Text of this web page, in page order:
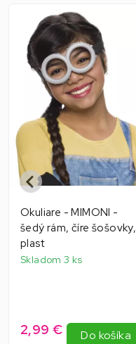
Okuliare - MIMONI -
šedý rám, číre šošovky,
plast
Skladom 3 ks
2,99 € Do košíka